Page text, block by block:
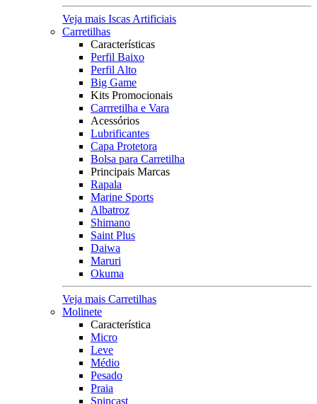
Veja mais Iscas Artificiais
Carretilhas
Características
Perfil Baixo
Perfil Alto
Big Game
Kits Promocionais
Carrretilha e Vara
Acessórios
Lubrificantes
Capa Protetora
Bolsa para Carretilha
Principais Marcas
Rapala
Marine Sports
Albatroz
Shimano
Saint Plus
Daiwa
Maruri
Okuma
Veja mais Carretilhas
Molinete
Característica
Micro
Leve
Médio
Pesado
Praia
Spincast